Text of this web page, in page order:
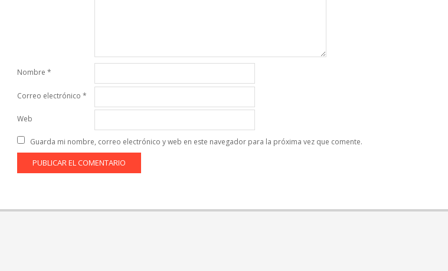
Nombre *
Correo electrónico *
Web
Guarda mi nombre, correo electrónico y web en este navegador para la próxima vez que comente.